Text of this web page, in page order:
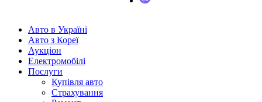
Авто в Україні
Авто з Кореї
Аукціон
Електромобілі
Послуги
Купівля авто
Страхування